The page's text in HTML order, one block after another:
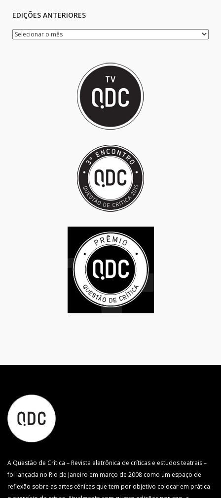
EDIÇÕES ANTERIORES
A Questão de Crítica – Revista eletrônica de críticas e estudos teatrais –
foi lançada no Rio de Janeiro em março de 2008 como um espaço de
reflexão sobre as artes cênicas que tem por objetivo colocar em prática